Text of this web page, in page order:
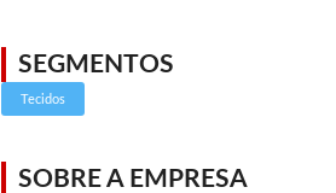
SEGMENTOS
Tecidos
SOBRE A EMPRESA